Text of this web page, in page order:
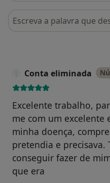
Pesquisar em opiniões
Conta eliminada
Excelente trabalho,
me com um excelente
minha doença,
pretendia e precisava.
conseguir fazer de
que era